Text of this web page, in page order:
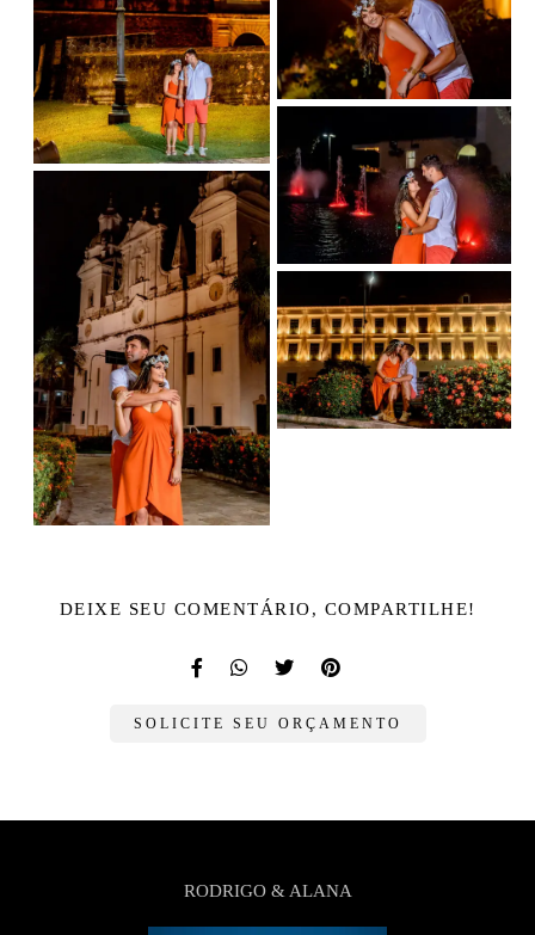
DEIXE SEU COMENTÁRIO, COMPARTILHE!
SOLICITE SEU ORÇAMENTO
RODRIGO & ALANA